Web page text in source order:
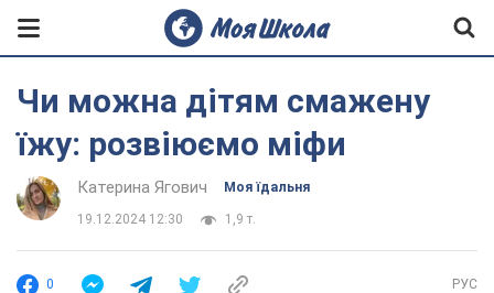
Чи можна дітям смажену
їжу: розвіюємо міфи
Катерина Ягович Моя їдальня
19.12.2024 12:30 1,9 т.
0 РУС